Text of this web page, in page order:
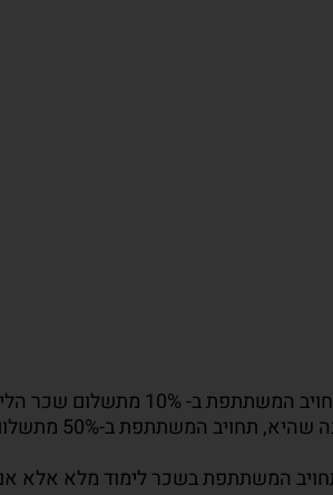
מתשלום שכר הלימוד.
טרם פתיחת
המשתתפת בשכר לימוד מלא